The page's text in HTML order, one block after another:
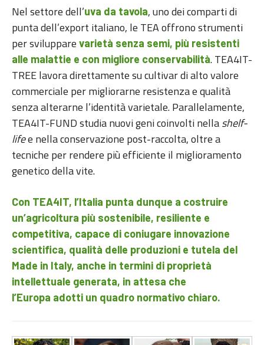
Nel settore dell’uva da tavola, uno dei comparti di
punta dell’export italiano, le TEA offrono strumenti
per sviluppare varietà senza semi, più resistenti
alle malattie e con migliore conservabilità. TEA4IT-
TREE lavora direttamente su cultivar di alto valore
commerciale per migliorarne resistenza e qualità
senza alterarne l’identità varietale. Parallelamente,
TEA4IT-FUND studia nuovi geni coinvolti nellashelf-
lifee nella conservazione post-raccolta, oltre a
tecniche per rendere più efficiente il miglioramento
genetico della vite.
Con TEA4IT, l’Italia punta dunque a costruire
un’agricoltura più sostenibile, resiliente e
competitiva, capace di coniugare innovazione
scientifica, qualità delle produzioni e tutela del
Made in Italy, anche in termini di proprietà
intellettuale generata, in attesa che
l’Europa adotti un quadro normativo chiaro.